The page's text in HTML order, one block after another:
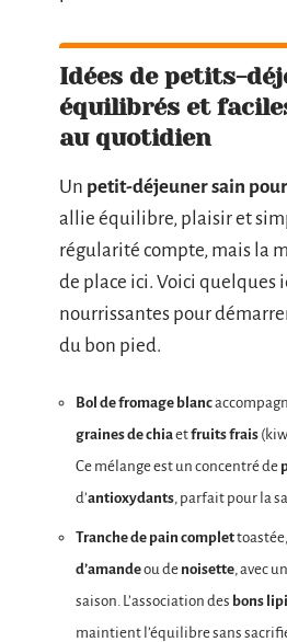
Idées de petits-
équilibrés et
au quotidien
Un petit-déjeuner sain
allie équilibre, plaisir et
régularité compte, mais la
de place ici. Voici quelques
nourrissantes pour
du bon pied.
Bol de fromage blanc
graines de chiaetfruits frais
Ce mélange est un concentré de
d’antioxydants, parfait pour la
Tranche de pain complet
d’amandeou de noisette, avec
saison. L’association des bons
maintient l’équilibre sans